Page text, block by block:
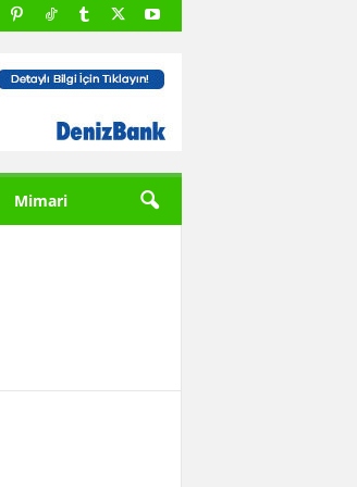
Mimari